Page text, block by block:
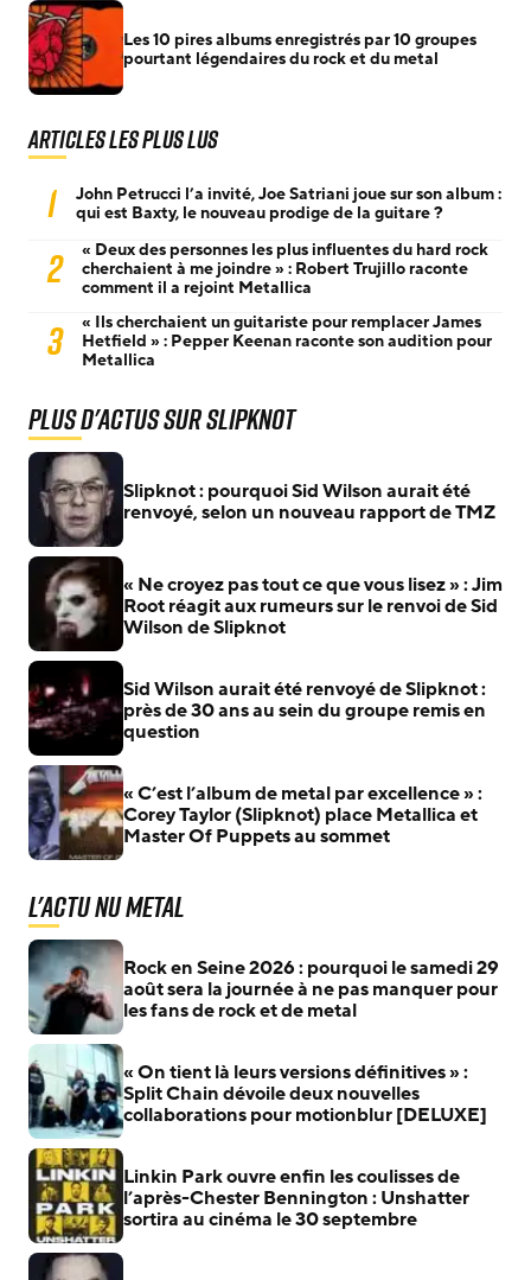
Les 10 pires albums enregistrés par 10 groupes
pourtant légendaires du rock et du metal
Articles les plus lus
1
John Petrucci l’a invité, Joe Satriani joue sur son album :
qui est Baxty, le nouveau prodige de la guitare ?
2
« Deux des personnes les plus influentes du hard rock
cherchaient à me joindre » : Robert Trujillo raconte
comment il a rejoint Metallica
3
« Ils cherchaient un guitariste pour remplacer James
Hetfield » : Pepper Keenan raconte son audition pour
Metallica
Plus d'actus sur Slipknot
Slipknot : pourquoi Sid Wilson aurait été
renvoyé, selon un nouveau rapport de TMZ
« Ne croyez pas tout ce que vous lisez » : Jim
Root réagit aux rumeurs sur le renvoi de Sid
Wilson de Slipknot
Sid Wilson aurait été renvoyé de Slipknot :
près de 30 ans au sein du groupe remis en
question
« C’est l’album de metal par excellence » :
Corey Taylor (Slipknot) place Metallica et
Master Of Puppets au sommet
L'actu Nu Metal
Rock en Seine 2026 : pourquoi le samedi 29
août sera la journée à ne pas manquer pour
les fans de rock et de metal
« On tient là leurs versions définitives » :
Split Chain dévoile deux nouvelles
collaborations pour motionblur [DELUXE]
Linkin Park ouvre enfin les coulisses de
l’après-Chester Bennington : Unshatter
sortira au cinéma le 30 septembre